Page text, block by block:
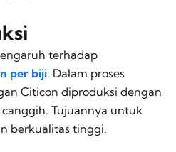
terhadap
per biji. Dalam proses
Citicon diproduksi dengan
Tujuannya untuk
berkualitas tinggi.